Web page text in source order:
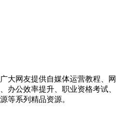
大网友提供自媒体运营教程、网
办公效率提升、职业资格考试、
等系列精品资源。